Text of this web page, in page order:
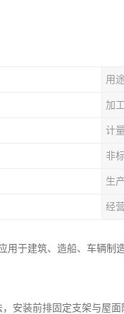
用
加
计
非
生
经
用于建筑、造船、车辆
安装前排固定支架与屋